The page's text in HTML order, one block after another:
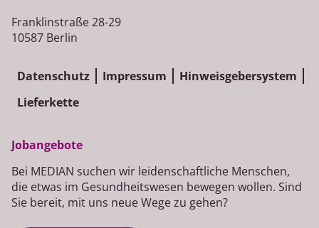
Franklinstraße 28-29
10587 Berlin
Datenschutz Impressum
Hinweisgebersystem
Lieferkette
Jobangebote
Bei MEDIAN suchen wir leidenschaftliche Menschen,
die etwas im Gesundheitswesen bewegen wollen. Sind
Sie bereit, mit uns neue Wege zu gehen?